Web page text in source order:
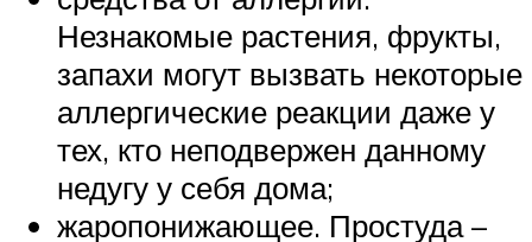
Незнакомые растения, фрукты,
запахи могут вызвать некоторые
аллергические реакции даже у
тех, кто неподвержен данному
недугу у себя дома;
жаропонижающее. Простуда –